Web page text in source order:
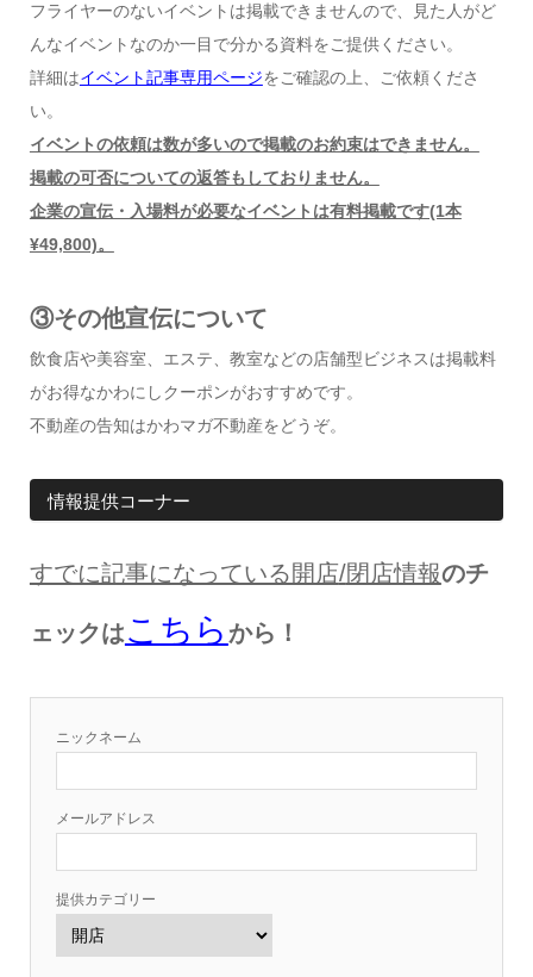
フライヤーのないイベントは掲載できませんので、見た人がど
んなイベントなのか一目で分かる資料をご提供ください。
詳細はイベント記事専用ページをご確認の上、ご依頼くださ
い。
イベントの依頼は数が多いので掲載のお約束はできません。
掲載の可否についての返答もしておりません。
企業の宣伝・入場料が必要なイベントは有料掲載です(1本
¥49,800)。
③その他宣伝について
飲食店や美容室、エステ、教室などの店舗型ビジネスは掲載料
がお得なかわにしクーポンがおすすめです。
不動産の告知はかわマガ不動産をどうぞ。
情報提供コーナー
すでに記事になっている開店/閉店情報のチ
ェックはこちら から！
ニックネーム
メールアドレス
提供カテゴリー